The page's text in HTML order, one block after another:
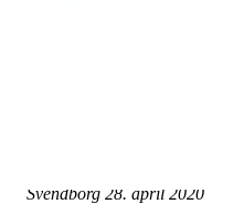
Når vi til september får nye
langt efter en affaldsbeholder
uddeler, er der plads til pap/
rum), madaffald og restaffald.
Svendborg 28. april 2020